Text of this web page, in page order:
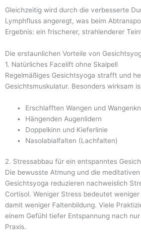
Gleichzeitig wird durch die verbesserte
Lymphfluss angeregt, was beim
Ergebnis: ein frischerer, strahlenderer
Die erstaunlichen Vorteile von
1. Natürliches Facelift ohne Skalpell
Regelmäßiges Gesichtsyoga strafft und
Gesichtsmuskulatur. Besonders wirksam
Erschlafften Wangen und
Hängenden Augenlidern
Doppelkinn und Kieferlinie
Nasolabialfalten (Lachfalten)
2. Stressabbau für ein entspanntes
Die bewusste Atmung und die
Gesichtsyoga reduzieren nachweislich
Cortisol. Weniger Stress bedeutet
damit weniger Faltenbildung. Viele
einem Gefühl tiefer Entspannung nach
Praxis.